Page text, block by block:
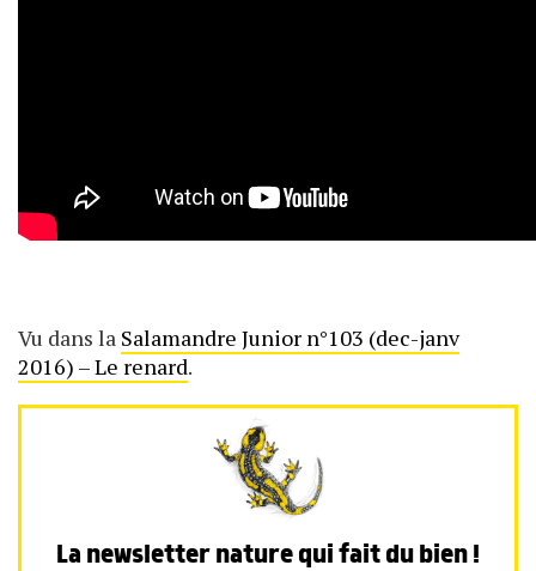
Vu dans la Salamandre Junior n°103 (dec-janv
2016) – Le renard.
La newsletter nature qui fait du bien !